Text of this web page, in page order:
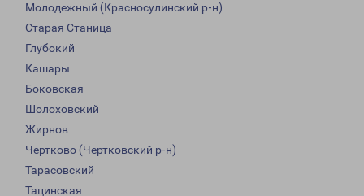
Молодежный (Красносулинский р-н)
Старая Станица
Глубокий
Кашары
Боковская
Шолоховский
Жирнов
Чертково (Чертковский р-н)
Тарасовский
Тацинская